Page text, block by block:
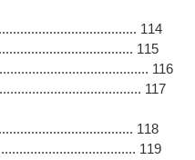
114
115
116
117
118
119